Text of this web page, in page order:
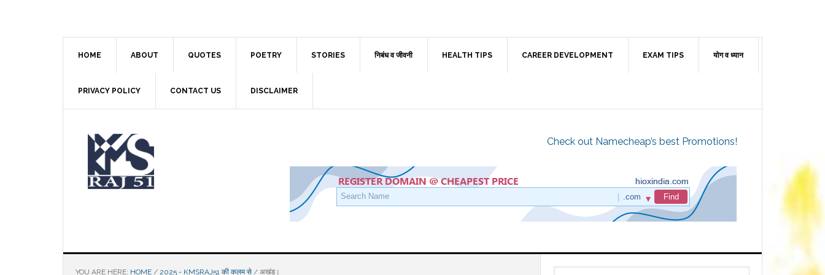
HOME ABOUT QUOTES POETRY STORIES निबंध व जीवनी HEALTH TIPS CAREER DEVELOPMENT EXAM TIPS योग व ध्यान
PRIVACY POLICY CONTACT US DISCLAIMER
Check out Namecheap’s best Promotions!
YOU ARE HERE: HOME / 2025 - KMSRAJ51 की कलम से / अखंड।
Primary